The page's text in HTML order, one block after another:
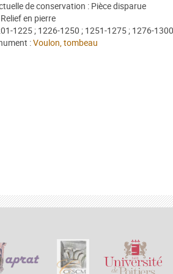
de conservation : Pièce disparue
en pierre
1225 ; 1226-1250 ; 1251-1275 ; 1276-1300
:Voulon, tombeau